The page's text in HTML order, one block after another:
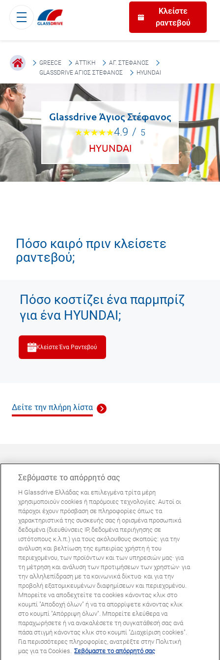
Κλείστε
ραντεβού
GREECE ΑΤΤΙΚΉ
ΑΓ. ΣΤΈΦΑΝΟΣ
GLASSDRIVE ΆΓΙΟΣ ΣΤΈΦΑΝΟΣ
HYUNDAI
Glassdrive Άγιος Στέφανος
4.9 / 5
HYUNDAI
Πόσο καιρό πριν κλείσετε
ραντεβού;
Πόσο κοστίζει ένα παρμπρίζ
για ένα HYUNDAI;
Κλείστε Ένα Ραντεβού
Δείτε την πλήρη λίστα
ΜΠΟΡΕΊ ΝΑ ΣΑΣ ΕΝΔΙΑΦΈΡΕΙ
Συχνές ερωτήσεις
Σχετικά με εμάς
Πανευρωπαϊκό δίκτυο
Όροι Χρήσης ΙστοτόπουΠολιτική Απορρήτου
© Copyright 2024 Glassdrive. All rights reserved | 2024
Σεβόμαστε το απόρρητό σας
Η Glassdrive Ελλάδας και επιλεγμένα τρίτα μέρη
χρησιμοποιούν cookies ή παρόμοιες τεχνολογίες. Αυτοί οι
πάροχοι έχουν πρόσβαση σε πληροφορίες όπως τα
χαρακτηριστικά της συσκευής σας ή ορισμένα προσωπικά
δεδομένα (διευθύνσεις IP, δεδομένα περιήγησης σε
ιστότοπους κ.λ.π.) για τους ακόλουθους σκοπούς: για την
ανάλυση και βελτίωση της εμπειρίας χρήστη ή του
περιεχομένου, των προϊόντων και των υπηρεσιών μας· για
τη μέτρηση και ανάλυση των προτιμήσεων των χρηστών· για
την αλληλεπίδραση με τα κοινωνικά δίκτυα· και για την
προβολή εξατομικευμένων διαφημίσεων και περιεχομένου.
Μπορείτε να αποδεχτείτε τα cookies κάνοντας κλικ στο
κουμπί "Αποδοχή όλων" ή να τα απορρίψετε κάνοντας κλικ
στο κουμπί "Απόρριψη όλων". Μπορείτε ελεύθερα να
παραχωρήσετε ή να ανακαλέσετε τη συγκατάθεσή σας ανά
πάσα στιγμή κάνοντας κλικ στο κουμπί "Διαχείριση cookies".
Για περισσότερες πληροφορίες, ανατρέξτε στην Πολιτική
μας για τα Cookies. Σεβόμαστε το απόρρητό σας